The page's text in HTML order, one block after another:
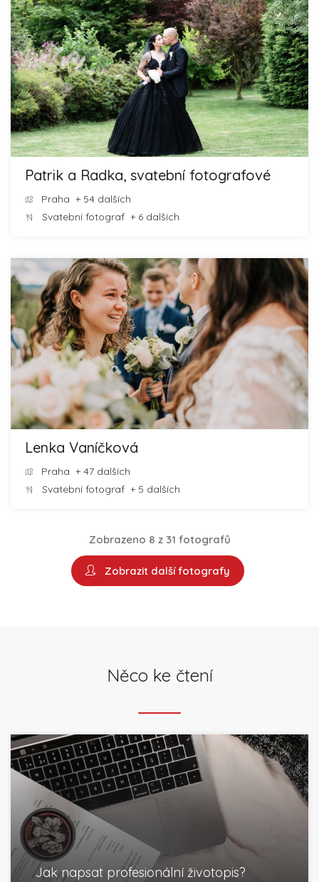
Patrik a Radka, svatební fotografové
Praha + 54 dalších
Svatební fotograf + 6 dalších
Lenka Vaníčková
Praha + 47 dalších
Svatební fotograf + 5 dalších
Zobrazeno 8 z 31 fotografů
Zobrazit další fotografy
Něco ke čtení
Jak napsat profesionální životopis?